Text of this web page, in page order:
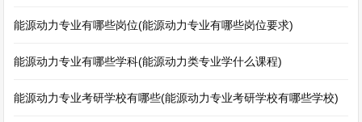
能源动力专业有哪些岗位(能源动力专业有哪些岗位要求)
能源动力专业有哪些学科(能源动力类专业学什么课程)
能源动力专业考研学校有哪些(能源动力专业考研学校有哪些学校)